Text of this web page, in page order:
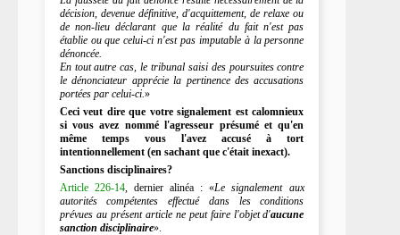
décision, devenue définitive, d'acquittement, de relaxe ou
de non-lieu déclarant que la réalité du fait n'est pas
établie ou que celui-ci n'est pas imputable à la personne
dénoncée.
En tout autre cas, le tribunal saisi des poursuites contre
le dénonciateur apprécie la pertinence des accusations
portées par celui-ci.»
Ceci veut dire que votre signalement est calomnieux
si vous avez nommé l'agresseur présumé et qu'en
même temps vous l'avez accusé à tort
intentionnellement (en sachant que c'était inexact).
Sanctions disciplinaires?
Article 226-14, dernier alinéa : «Le signalement aux
autorités compétentes effectué dans les conditions
prévues au présent article ne peut faire l'objet d'aucune
sanction disciplinaire».